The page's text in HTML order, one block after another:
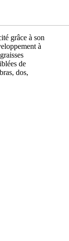
grâce à son
à
de
dos,